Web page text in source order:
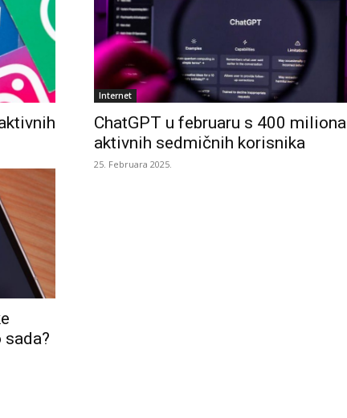
Internet
ChatGPT u februaru s 400 miliona
aktivnih sedmičnih korisnika
25. Februara 2025.
sada?